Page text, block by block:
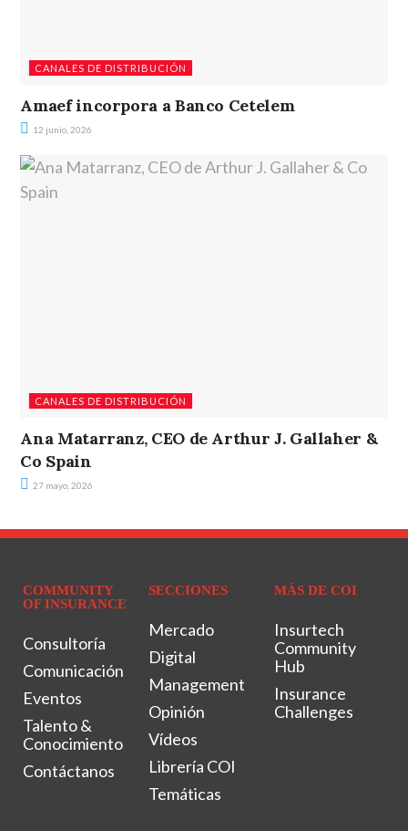
CANALES DE DISTRIBUCIÓN
Amaef incorpora a Banco Cetelem
12 junio, 2026
CANALES DE DISTRIBUCIÓN
Ana Matarranz, CEO de Arthur J. Gallaher &
Co Spain
27 mayo, 2026
COMMUNITY
OF INSURANCE
Consultoría
Comunicación
Eventos
Talento &
Conocimiento
Contáctanos
SECCIONES
Mercado
Digital
Management
Opinión
Vídeos
Librería COI
Temáticas
MÁS DE COI
Insurtech
Community
Hub
Insurance
Challenges